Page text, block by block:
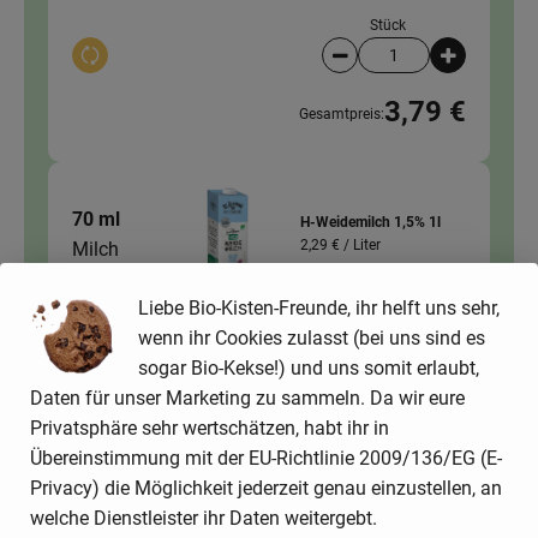
Auswahl ändern
Stück
Artikelanzahl
Gesamtpreis:3,79 €
70 ml
Milch
Auswahl ändern
H-Weidemilch 1,5% 1l
2,29 € / Liter
Stück
Artikelanzahl
Gesamtpreis:2,29 €
1 Stk
Porree
Porree
7,99 € /kg
Liebe Bio-Kisten-Freunde, ihr helft uns sehr,
wenn ihr Cookies zulasst (bei uns sind es
sogar Bio-Kekse!) und uns somit erlaubt,
Daten für unser Marketing zu sammeln. Da wir eure
Privatsphäre sehr wertschätzen, habt ihr in
Übereinstimmung mit der EU-Richtlinie 2009/136/EG (E-
Privacy) die Möglichkeit jederzeit genau einzustellen, an
welche Dienstleister ihr Daten weitergebt.